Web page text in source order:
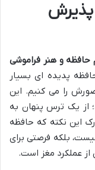
پذیرش
حافظه و هنر فراموشی
پدیده ای بسیار
را می کنیم. این
از یک ترس پنهان به
این نکته که حافظه
بلکه فرصتی برای
از عملکرد مغز است.